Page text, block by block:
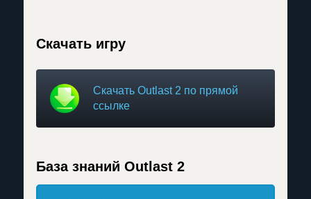
Скачать игру
Скачать Outlast 2 по прямой
ссылке
База знаний Outlast 2